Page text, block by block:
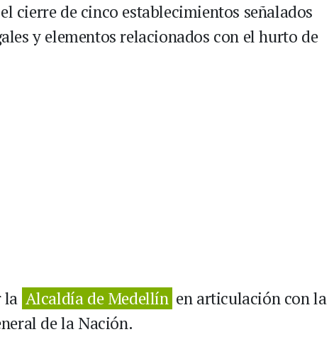
cierre de cinco establecimientos señalados
y elementos relacionados con el hurto de
la Alcaldía de Medellín en articulación con la
de la Nación.